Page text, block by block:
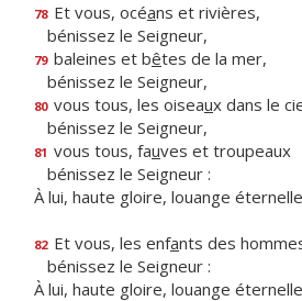
78 Et vous, océans et rivières,
bénissez le Seigneur,
79 baleines et bêtes de la mer,
bénissez le Seigneur,
80 vous tous, les oiseaux dans le
bénissez le Seigneur,
81 vous tous, fauves et troupeaux
bénissez le Seigneur :
À lui, haute gloire, louange
82 Et vous, les enfants des
bénissez le Seigneur :
À lui, haute gloire, louange